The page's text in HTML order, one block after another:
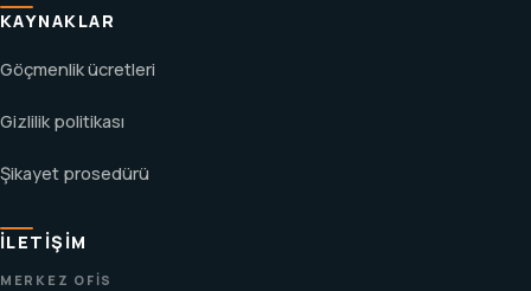
KAYNAKLAR
Göçmenlik ücretleri
Gizlilik politikası
Şikayet prosedürü
İLETIŞIM
MERKEZ OFIS